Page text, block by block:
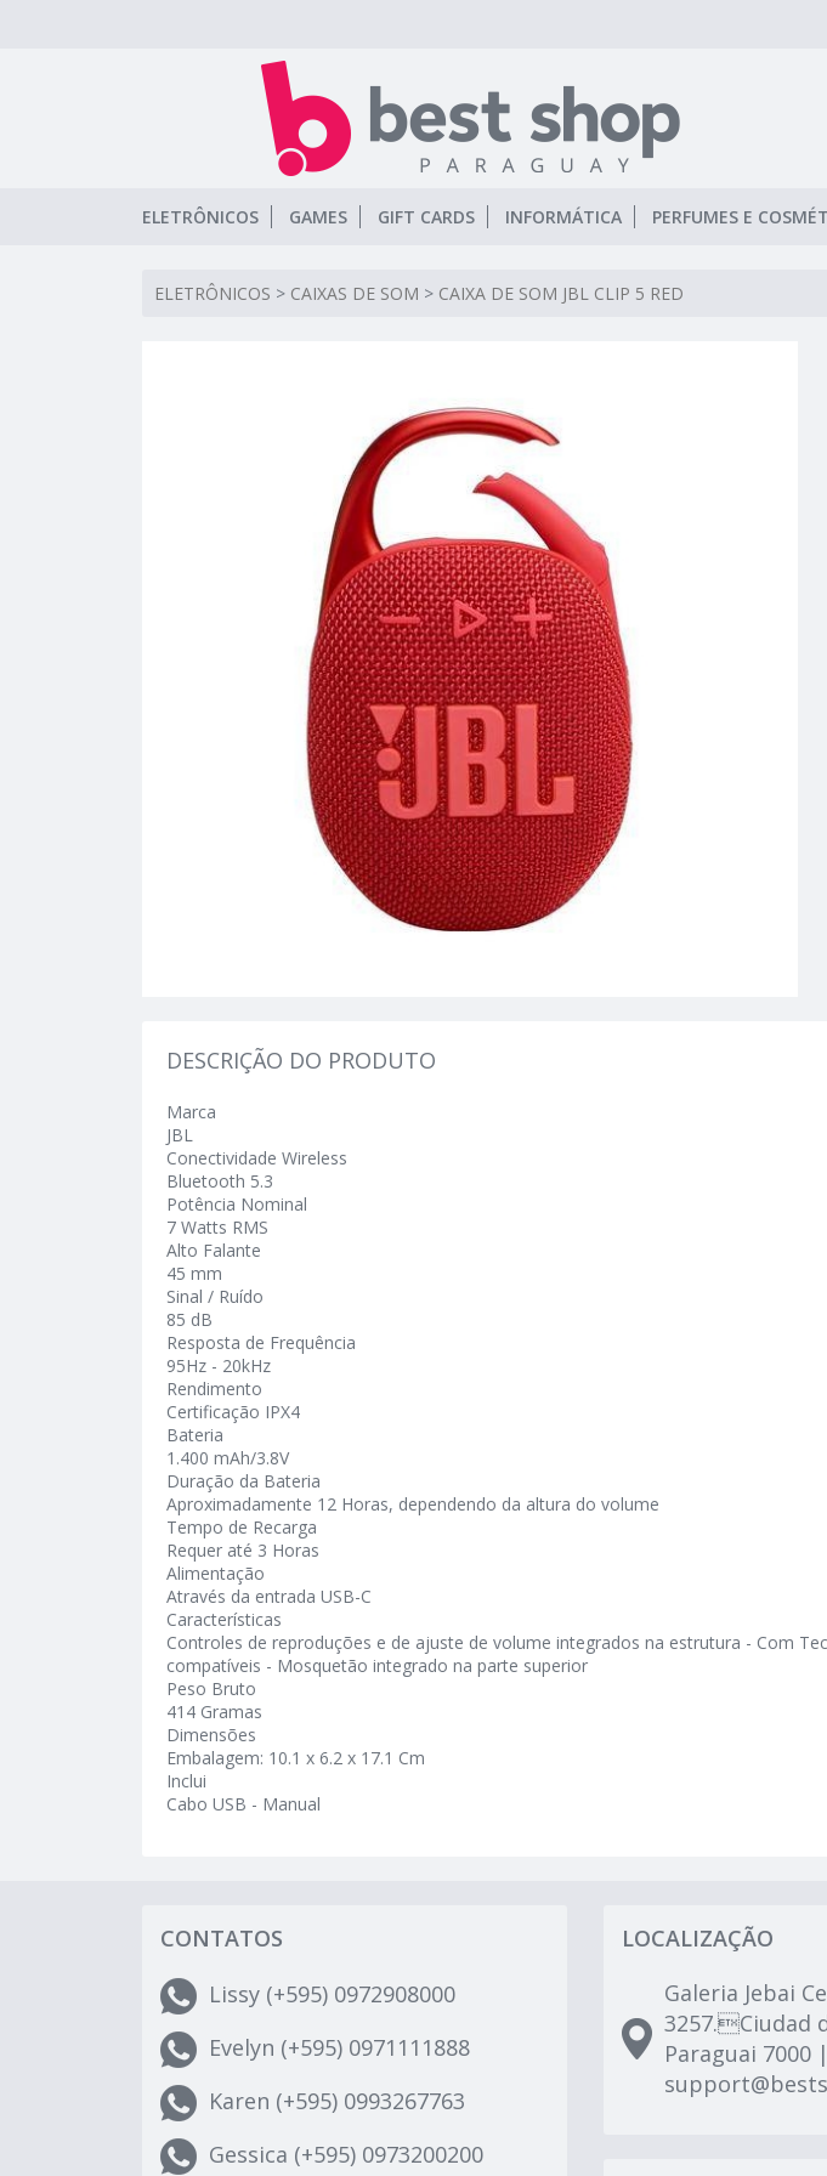
ELETRÔNICOS GAMES GIFT CARDS INFORMÁTICA PERFUMES E
ELETRÔNICOS > CAIXAS DE SOM > CAIXA DE SOM JBL CLIP 5 RED
DESCRIÇÃO DO PRODUTO
Marca
JBL
Conectividade Wireless
Bluetooth 5.3
Potência Nominal
7 Watts RMS
Alto Falante
45 mm
Sinal / Ruído
85 dB
Resposta de Frequência
95Hz - 20kHz
Rendimento
Certificação IPX4
Bateria
1.400 mAh/3.8V
Duração da Bateria
Aproximadamente 12 Horas, dependendo da altura do volume
Tempo de Recarga
Requer até 3 Horas
Alimentação
Através da entrada USB-C
Características
Controles de reproduções e de ajuste de volume integrados na estrutura - Com
compatíveis - Mosquetão integrado na parte superior
Peso Bruto
414 Gramas
Dimensões
Embalagem: 10.1 x 6.2 x 17.1 Cm
Inclui
Cabo USB - Manual
CONTATOS
Lissy (+595) 0972908000
Evelyn (+595) 0971111888
Karen (+595) 0993267763
Gessica (+595) 0973200200
LOCALIZAÇÃO
Galeria Jebai
3257.Ciudad
Paraguai 7000